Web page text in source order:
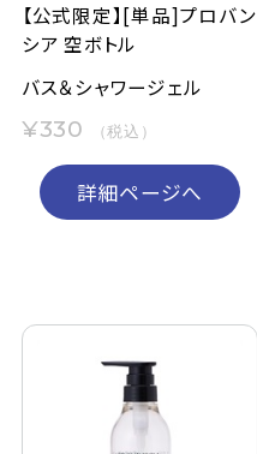
ペリカン石鹸について
よくあるご質問
利用規約
【公式限定】[単品]プロバン
シア 空ボトル
バス＆シャワージェル
¥330 （税込）
詳細ページへ